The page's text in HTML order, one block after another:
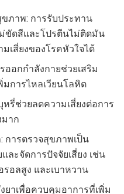
ภาพ: การรับประทาน
ขัดสีและโปรตีนไม่ติดมัน
เสี่ยงของโรคหัวใจได้
ออกกำลังกายช่วยเสริม
มการไหลเวียนโลหิต
หรี่ช่วยลดความเสี่ยงต่อการ
มาก
การตรวจสุขภาพเป็น
ละจัดการปัจจัยเสี่ยง เช่น
อลสูง และเบาหวาน
ยาเพื่อควบคุมอาการที่เพิ่ม